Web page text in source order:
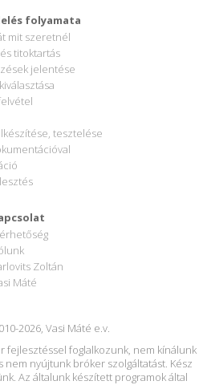
folyamata
mit szeretnél
titoktartás
jelentése
tesztelése
Zoltán
Máté
2026, Vasi Máté e.v.
fejlesztéssel foglalkozunk, nem kínálunk
nyújtunk bróker szolgáltatást. Kész
Az általunk készített programok által